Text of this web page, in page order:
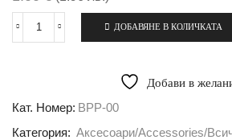
количество
голям
ДОБАВЯНЕ В КОЛИЧКАТА
Добави в
Кат. Номер: BPP-00
Категория: Аксесоари/Accessories/